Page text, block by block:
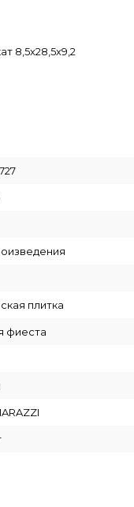
8,5x28,5x9,2
плитка
фиеста